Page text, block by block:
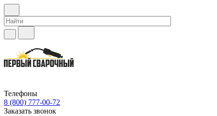
Телефоны
8 (800) 777-00-72
Заказать звонок